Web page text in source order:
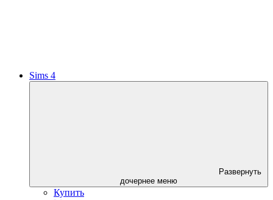
Sims 4
Развернуть
дочернее меню
Купить